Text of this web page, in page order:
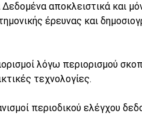
αποκλειστικά και
έρευνας και
λόγω περιορισμού
τεχνολογίες.
περιοδικού ελέγχου